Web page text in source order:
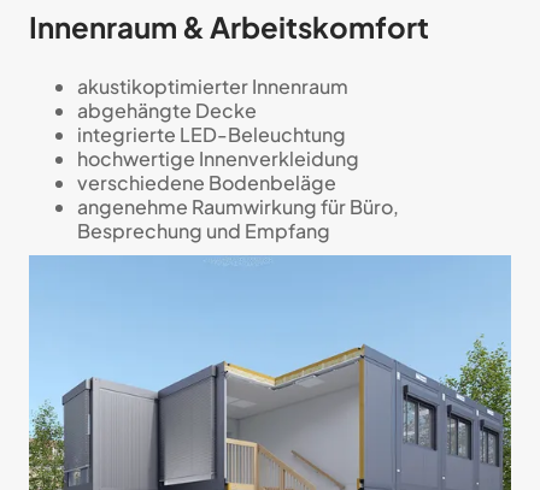
Innenraum & Arbeitskomfort
akustikoptimierter Innenraum
abgehängte Decke
integrierte LED-Beleuchtung
hochwertige Innenverkleidung
verschiedene Bodenbeläge
angenehme Raumwirkung für Büro,
Besprechung und Empfang